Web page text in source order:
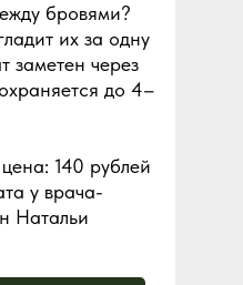
бровями?
их за одну
заметен через
до 4–
140 рублей
у врача-
Натальи